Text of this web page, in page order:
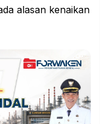
alasan kenaikan